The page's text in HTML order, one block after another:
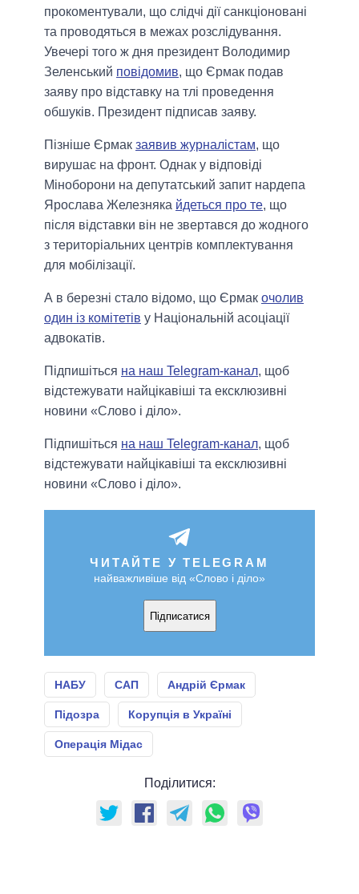
прокоментували, що слідчі дії санкціоновані
та проводяться в межах розслідування.
Увечері того ж дня президент Володимир
Зеленський повідомив, що Єрмак подав
заяву про відставку на тлі проведення
обшуків. Президент підписав заяву.
Пізніше Єрмак заявив журналістам, що
вирушає на фронт. Однак у відповіді
Міноборони на депутатський запит нардепа
Ярослава Железняка йдеться про те, що
після відставки він не звертався до жодного
з територіальних центрів комплектування
для мобілізації.
А в березні стало відомо, що Єрмак очолив
один із комітетів у Національній асоціації
адвокатів.
Підпишіться на наш Telegram-канал, щоб
відстежувати найцікавіші та ексклюзивні
новини «Слово і діло».
Підпишіться на наш Telegram-канал, щоб
відстежувати найцікавіші та ексклюзивні
новини «Слово і діло».
ЧИТАЙТЕ У TELEGRAM
найважливіше від «Слово і діло»
Підписатися
НАБУ САП Андрій Єрмак
Підозра Корупція в Україні
Операція Мідас
Поділитися: